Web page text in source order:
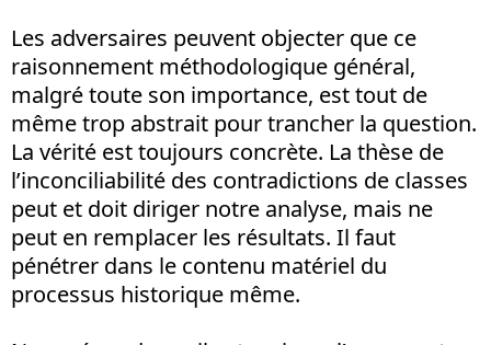
Les adversaires peuvent objecter que ce
raisonnement méthodologique général,
malgré toute son importance, est tout de
même trop abstrait pour trancher la question.
La vérité est toujours concrète. La thèse de
l’inconciliabilité des contradictions de classes
peut et doit diriger notre analyse, mais ne
peut en remplacer les résultats. Il faut
pénétrer dans le contenu matériel du
processus historique même.